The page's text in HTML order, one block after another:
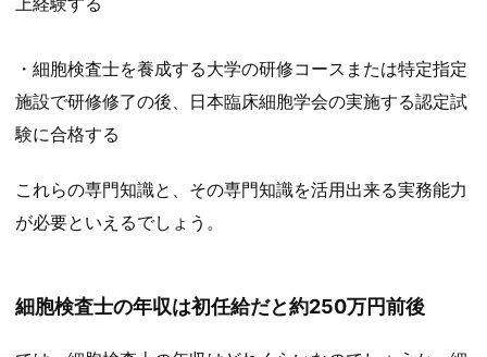
・細胞検査士を養成する大学の研修コースまたは特定指定
施設で研修修了の後、日本臨床細胞学会の実施する認定試
験に合格する
これらの専門知識と、その専門知識を活用出来る実務能力
が必要といえるでしょう。
細胞検査士の年収は初任給だと約250万円前後